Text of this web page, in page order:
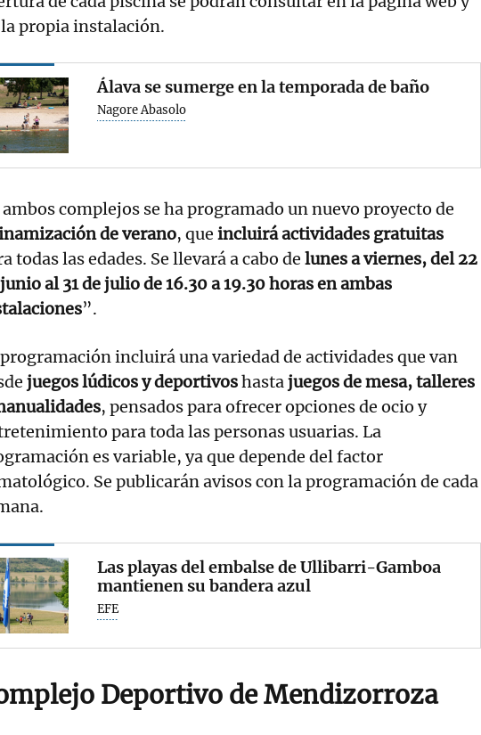
propia instalación.
Álava se sumerge en la temporada de baño
Nagore Abasolo
complejos se ha programado un nuevo proyecto de
de verano, que incluirá actividades gratuitas
todas las edades. Se llevará a cabo de lunes a viernes, del 22
al 31 de julio de 16.30 a 19.30 horas en ambas
”.
incluirá una variedad de actividades que van
juegos lúdicos y deportivoshastajuegos de mesa, talleres
, pensados para ofrecer opciones de ocio y
para toda las personas usuarias. La
es variable, ya que depende del factor
Se publicarán avisos con la programación de cada
Las playas del embalse de Ullibarri-Gamboa
mantienen su bandera azul
EFE
Deportivo de Mendizorroza